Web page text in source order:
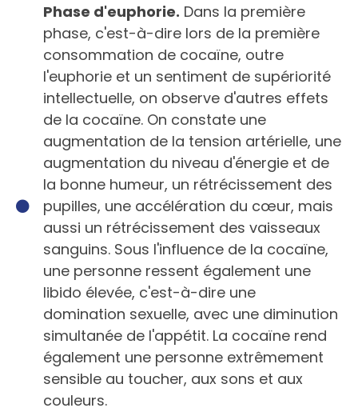
Phase d'euphorie. Dans la première
phase, c'est-à-dire lors de la première
consommation de cocaïne, outre
l'euphorie et un sentiment de supériorité
intellectuelle, on observe d'autres effets
de la cocaïne. On constate une
augmentation de la tension artérielle, une
augmentation du niveau d'énergie et de
la bonne humeur, un rétrécissement des
pupilles, une accélération du cœur, mais
aussi un rétrécissement des vaisseaux
sanguins. Sous l'influence de la cocaïne,
une personne ressent également une
libido élevée, c'est-à-dire une
domination sexuelle, avec une diminution
simultanée de l'appétit. La cocaïne rend
également une personne extrêmement
sensible au toucher, aux sons et aux
couleurs.